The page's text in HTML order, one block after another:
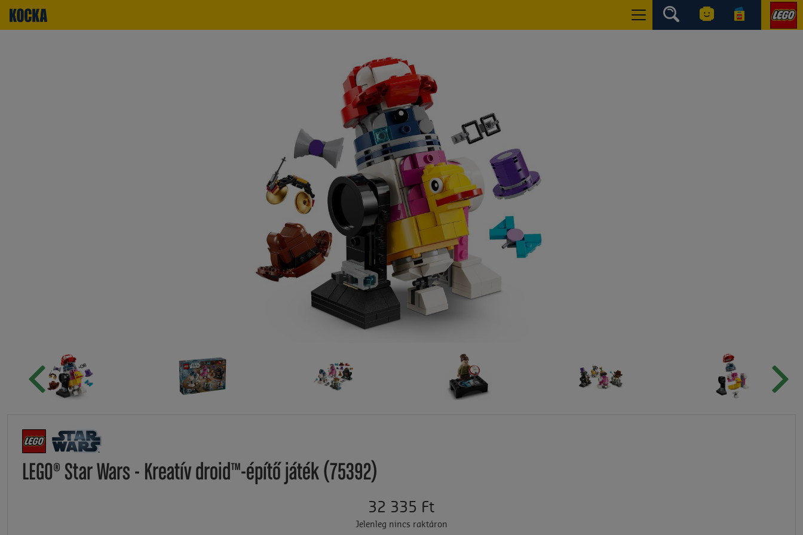
LEGO® Star Wars - Kreatív droid™-építő játék (75392)
32 335 Ft
Jelenleg nincs raktáron